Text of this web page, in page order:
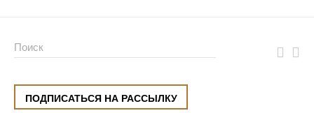
ПОДПИСАТЬСЯ НА РАССЫЛКУ